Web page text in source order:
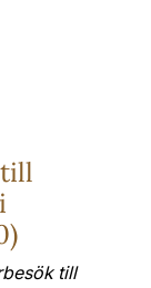
till